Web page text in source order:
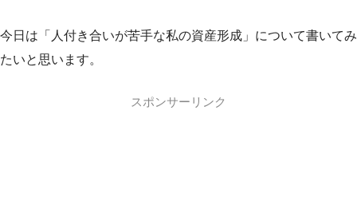
今日は「人付き合いが苦手な私の資産形成」について書いてみ
たいと思います。
スポンサーリンク